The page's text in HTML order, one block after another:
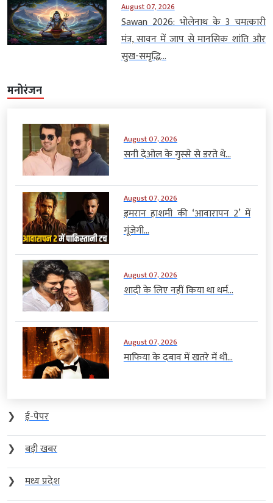
August 07, 2026
Sawan 2026: भोलेनाथ के 3 चमत्कारी
मंत्र, सावन में जाप से मानसिक शांति और
सुख-समृद्धि...
मनोरंजन
August 07, 2026
सनी देओल के गुस्से से डरते थे...
August 07, 2026
इमरान हाशमी की ‘आवारापन 2’ में
गूंजेगी...
August 07, 2026
शादी के लिए नहीं किया था धर्म...
August 07, 2026
माफिया के दबाव में खतरे में थी...
❯
ई-पेपर
❯
बड़ी खबर
❯
मध्य प्रदेश